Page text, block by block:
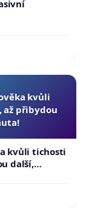
kvůli
přibydou
kvůli tichosti
další,